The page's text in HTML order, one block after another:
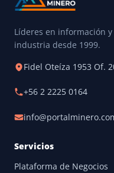
Líderes en información
industria desde 1999.
Fidel Oteíza 1953 Of.
+56 2 2225 0164
Servicios
Plataforma de Negocios